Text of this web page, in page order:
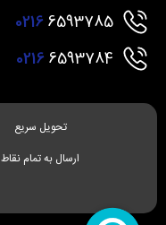
02166593785
02166593784
تحویل سریع
ارسال به تمام نقاط